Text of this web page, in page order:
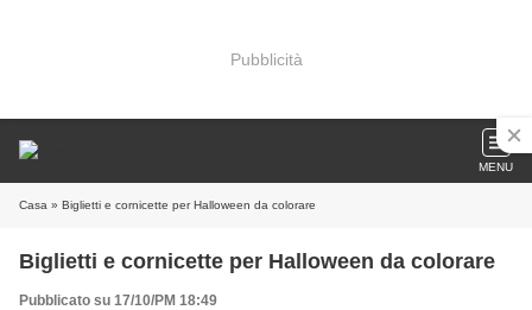
Pubblicità
MENU
Casa » Biglietti e cornicette per Halloween da colorare
Biglietti e cornicette per Halloween da colorare
Pubblicato su 17/10/PM 18:49